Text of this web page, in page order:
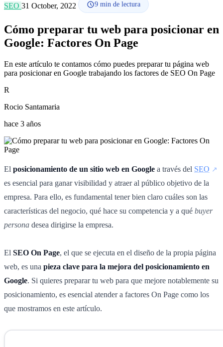
SEO 31 October, 2022 9 min de lectura
Cómo preparar tu web para posicionar en
Google: Factores On Page
En este artículo te contamos cómo puedes preparar tu página web
para posicionar en Google trabajando los factores de SEO On Page
R
Rocio Santamaria
hace 3 años
El posicionamiento de un sitio web en Google a través del SEO
es esencial para ganar visibilidad y atraer al público objetivo de la
empresa. Para ello, es fundamental tener bien claro cuáles son las
características del negocio, qué hace su competencia y a qué buyer
persona desea dirigirse la empresa.
El SEO On Page, el que se ejecuta en el diseño de la propia página
web, es una pieza clave para la mejora del posicionamiento en
Google. Si quieres preparar tu web para que mejore notablemente su
posicionamiento, es esencial atender a factores On Page como los
que mostramos en este artículo.